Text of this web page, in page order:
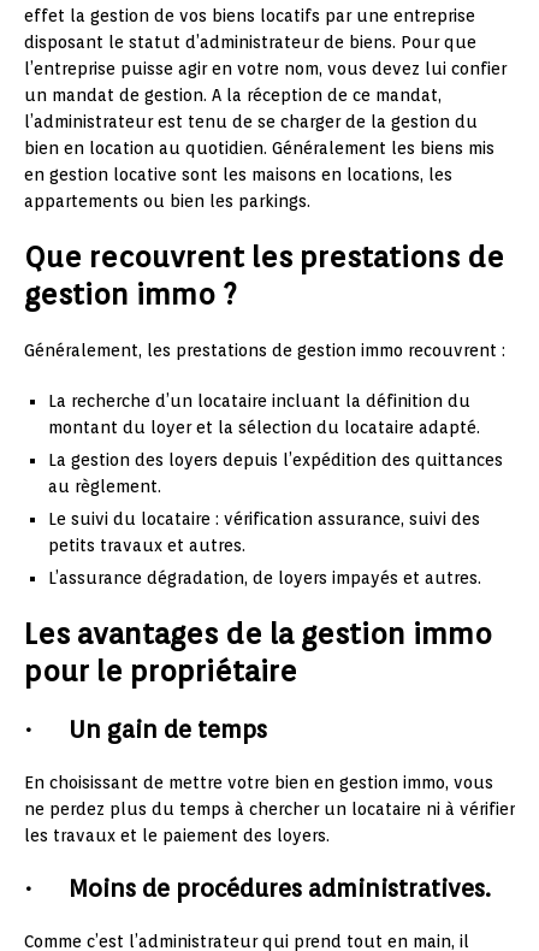
effet la gestion de vos biens locatifs par une entreprise
disposant le statut d’administrateur de biens. Pour que
l’entreprise puisse agir en votre nom, vous devez lui confier
un mandat de gestion. A la réception de ce mandat,
l’administrateur est tenu de se charger de la gestion du
bien en location au quotidien. Généralement les biens mis
en gestion locative sont les maisons en locations, les
appartements ou bien les parkings.
Que recouvrent les prestations de
gestion immo ?
Généralement, les prestations de gestion immo recouvrent :
La recherche d’un locataire incluant la définition du
montant du loyer et la sélection du locataire adapté.
La gestion des loyers depuis l’expédition des quittances
au règlement.
Le suivi du locataire : vérification assurance, suivi des
petits travaux et autres.
L’assurance dégradation, de loyers impayés et autres.
Les avantages de la gestion immo
pour le propriétaire
· Un gain de temps
En choisissant de mettre votre bien en gestion immo, vous
ne perdez plus du temps à chercher un locataire ni à vérifier
les travaux et le paiement des loyers.
· Moins de procédures administratives.
Comme c’est l’administrateur qui prend tout en main, il